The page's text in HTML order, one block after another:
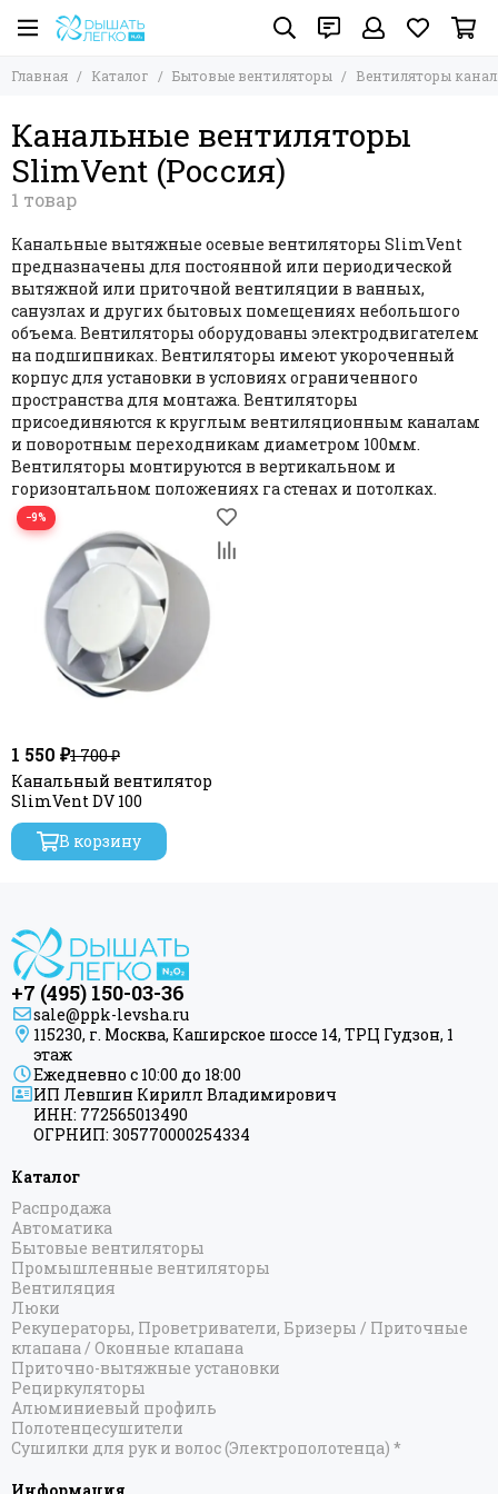
Бытовые вентиляторы
Вентиляторы канальные
Вентиляторы канальные
Канальные вентиляторы Mmotors JSC (Болгария)
Канальные вентиляторы Cata (Испания)
Канальные вентиляторы ZERNBERG (Россия)
Канальные вентиляторы ЭРА (Россия)
Канальные вентиляторы Vents (Украина)
Канальные вентиляторы Blauberg (Германия)
Канальные вентиляторы ELICENT (Италия)
Канальные вентиляторы VORTICЕ (Италия)
Канальные вентиляторы Helios (Германия)
Канальные вентиляторы SystemAir (Швеция)
Канальные вентиляторы SlimVent (Россия)
Кухонные вытяжки Soler&Palau
Напольные, настольные и настенные вентиляторы
Потолочные вентиляторы
Многозональные вентиляторы
Обратные клапана для накладных и канальных
вентиляторов
Главная Каталог Бытовые вентиляторы Вентиляторы
Канальные вентиляторы
SlimVent (Россия)
Канальные вытяжные осевые вентиляторы SlimVent
предназначены для постоянной или периодической
вытяжной или приточной вентиляции в ванных,
санузлах и других бытовых помещениях небольшого
объема. Вентиляторы оборудованы электродвигателем
на подшипниках. Вентиляторы имеют укороченный
корпус для установки в условиях ограниченного
пространства для монтажа. Вентиляторы
присоединяются к круглым вентиляционным каналам
и поворотным переходникам диаметром 100мм.
Вентиляторы монтируются в вертикальном и
горизонтальном положениях га стенах и потолках.
−9%
1 550 ₽1 700 ₽
Канальный вентилятор
SlimVent DV 100
В корзину
+7 (495) 150-03-36
sale@ppk-levsha.ru
115230, г. Москва, Каширское шоссе 14, ТРЦ Гудзон, 1
этаж
Ежедневно с 10:00 до 18:00
ИП Левшин Кирилл Владимирович
ИНН: 772565013490
ОГРНИП: 305770000254334
Каталог
Распродажа
Автоматика
Бытовые вентиляторы
Промышленные вентиляторы
Вентиляция
Люки
Рекуператоры, Проветриватели, Бризеры / Приточные
клапана / Оконные клапана
Приточно-вытяжные установки
Рециркуляторы
Алюминиевый профиль
Полотенцесушители
Сушилки для рук и волос (Электрополотенца) *